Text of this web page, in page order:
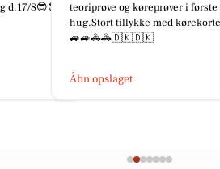
i første
Sådan sagde min dreng Tobias til
mig i går aftes. Han var urolig og
havde lidt brug for hjæ...
Åbn opslaget